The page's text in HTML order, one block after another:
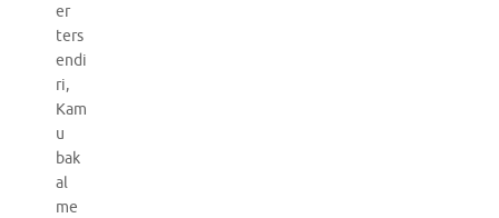
er
ters
endi
ri,
Kam
u
bak
al
me